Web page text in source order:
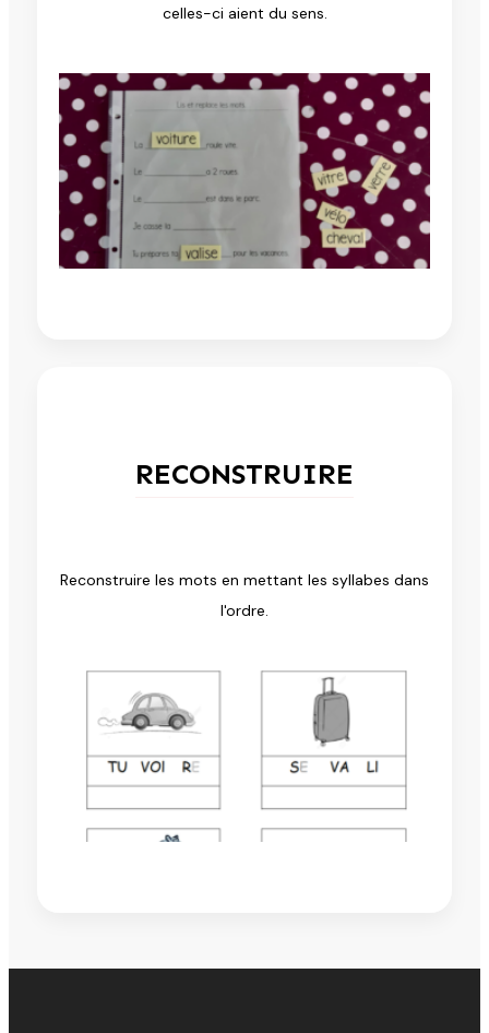
celles-ci aient du sens.
RECONSTRUIRE
Reconstruire les mots en mettant les syllabes dans
l'ordre.